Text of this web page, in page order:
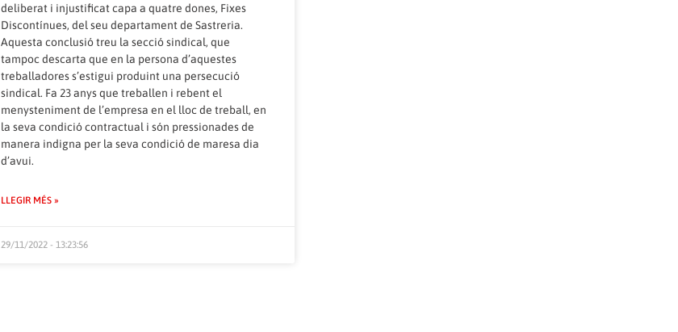
deliberat i injustificat capa a quatre dones, Fixes
Discontínues, del seu departament de Sastreria.
Aquesta conclusió treu la secció sindical, que
tampoc descarta que en la persona d’aquestes
treballadores s’estigui produint una persecució
sindical. Fa 23 anys que treballen i rebent el
menysteniment de l’empresa en el lloc de treball, en
la seva condició contractual i són pressionades de
manera indigna per la seva condició de maresa dia
d’avui.
LLEGIR MÉS »
29/11/2022 - 13:23:56